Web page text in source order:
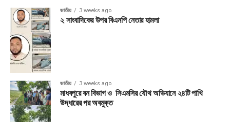
জাতীয় 3 weeks ago
২ সাংবাদিকের উপর বিএনপি নেতার হামলা
জাতীয় 3 weeks ago
মাধবপুরে বন বিভাগ ও সিএমসির যৌথ অভিযানে ২৪টি পাখি
উদ্ধারের পর অবমুক্ত